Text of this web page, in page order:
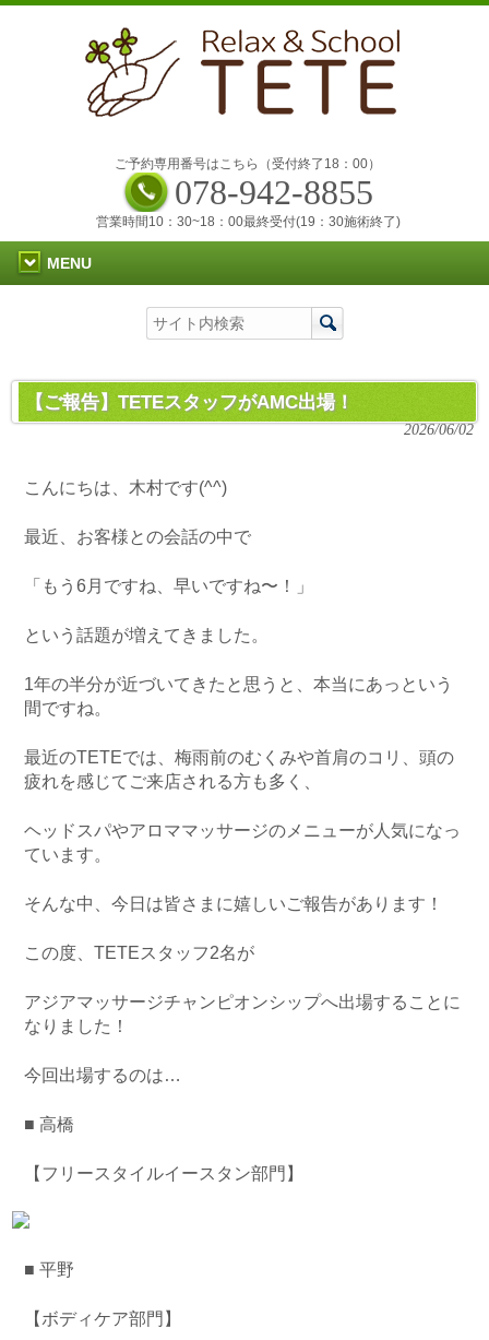
ご予約専用番号はこちら（受付終了18：00）
078-942-8855
営業時間10：30~18：00最終受付(19：30施術終了)
MENU
【ご報告】TETEスタッフがAMC出場！
2026/06/02
こんにちは、木村です(^^)
最近、お客様との会話の中で
「もう6月ですね、早いですね〜！」
という話題が増えてきました。
1年の半分が近づいてきたと思うと、本当にあっという
間ですね。
最近のTETEでは、梅雨前のむくみや首肩のコリ、頭の
疲れを感じてご来店される方も多く、
ヘッドスパやアロママッサージのメニューが人気になっ
ています。
そんな中、今日は皆さまに嬉しいご報告があります！
この度、TETEスタッフ2名が
アジアマッサージチャンピオンシップへ出場することに
なりました！
今回出場するのは…
■ 高橋
【フリースタイルイースタン部門】
■ 平野
【ボディケア部門】